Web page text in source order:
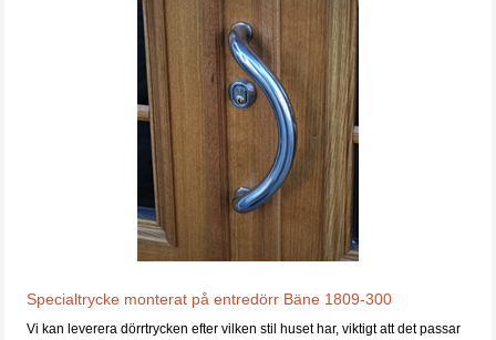
Specialtrycke monterat på entredörr Bäne 1809-300
Vi kan leverera dörrtrycken efter vilken stil huset har, viktigt att det passar